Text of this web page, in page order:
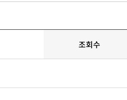
조회수